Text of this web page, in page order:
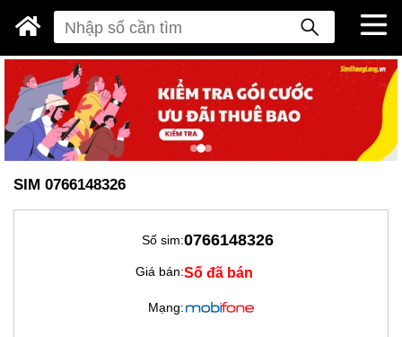
SIM 0766148326
Số sim:0766148326
Giá bán:Số đã bán
Mạng: